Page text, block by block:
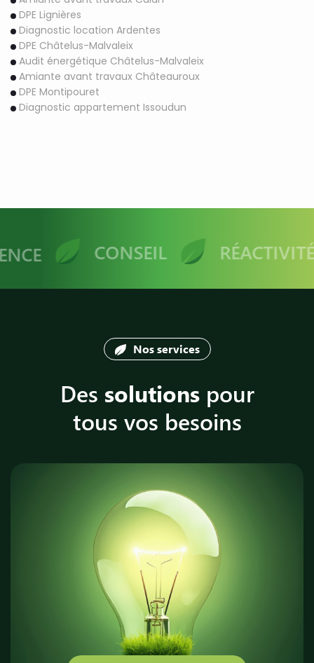
DPE Lignières
Diagnostic location Ardentes
DPE Châtelus-Malvaleix
Audit énergétique Châtelus-Malvaleix
Amiante avant travaux Châteauroux
DPE Montipouret
Diagnostic appartement Issoudun
CONSEIL RÉACTIVITÉ
Nos services
Des solutionspour
tous vos besoins